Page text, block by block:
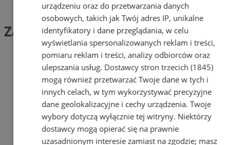
Tag: Zabezpieczenie domu
Zabezpieczenie domu (1)
urządzeniu oraz do przetwarzania danych
osobowych, takich jak Twój adres IP, unikalne
identyfikatory i dane przeglądania, w celu
wyświetlania spersonalizowanych reklam i treści,
pomiaru reklam i treści, analizy odbiorców oraz
ulepszania usług. Dostawcy stron trzecich (1845)
mogą również przetwarzać Twoje dane w tych i
innych celach, w tym wykorzystywać precyzyjne
dane geolokalizacyjne i cechy urządzenia. Twoje
wybory dotyczą wyłącznie tej witryny. Niektórzy
dostawcy mogą opierać się na prawnie
uzasadnionym interesie zamiast na zgodzie; masz